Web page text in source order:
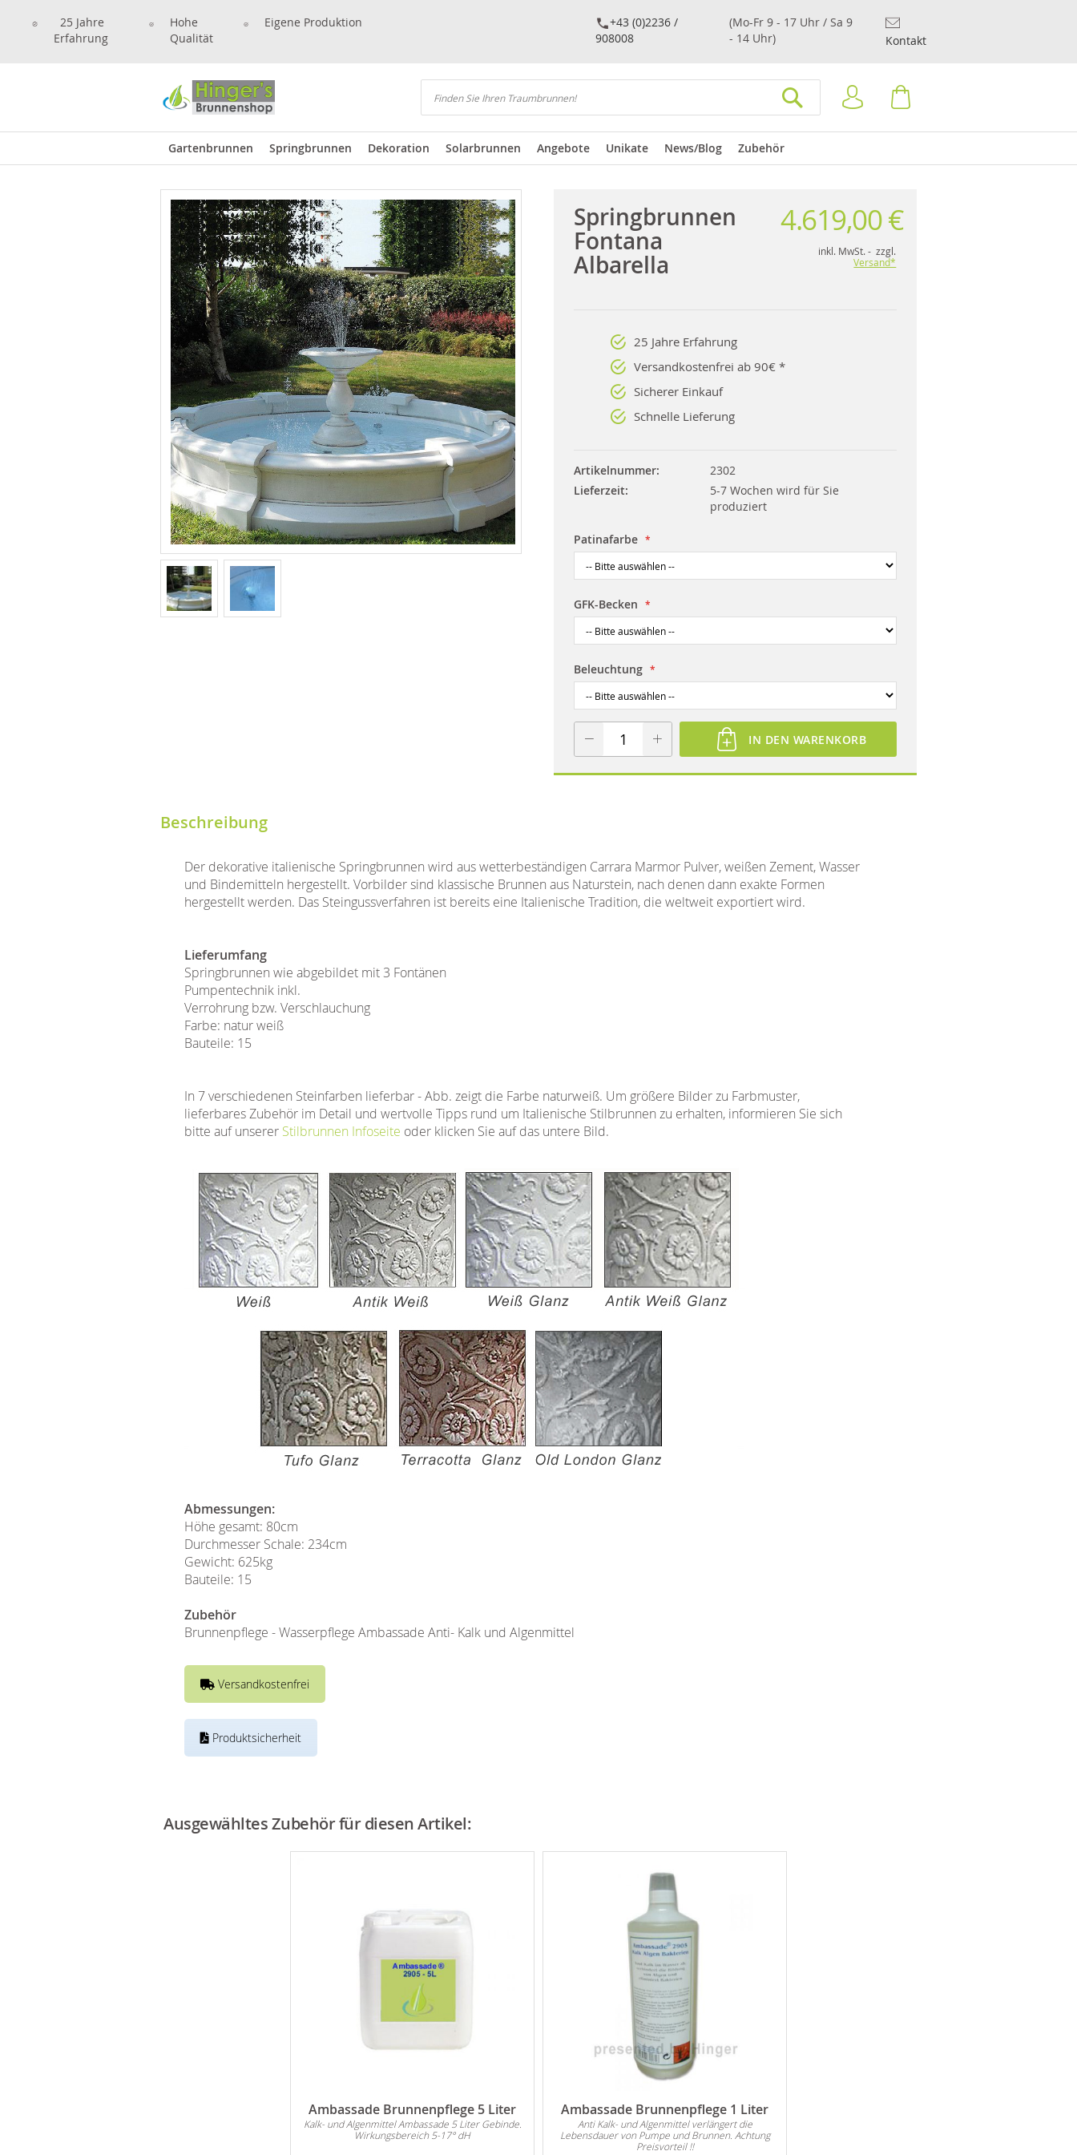
25 Jahre
Erfahrung
Hohe
Qualität
Eigene Produktion
+43 (0)2236 /
908008
(Mo-Fr 9 - 17 Uhr / Sa 9
- 14 Uhr)
Kontakt
Suchen
Anmelden
Gartenbrunnen Springbrunnen Dekoration Solarbrunnen Angebote Unikate News/Blog Zubehör
Springbrunnen
Fontana
Albarella
4.619,00 €
inkl. MwSt. - zzgl.
Versand*
25 Jahre Erfahrung
Versandkostenfrei ab 90€ *
Sicherer Einkauf
Schnelle Lieferung
Artikelnummer
2302
Lieferzeit
5-7 Wochen wird für Sie
produziert
Patinafarbe
GFK-Becken
Beleuchtung
IN DEN WARENKORB
Beschreibung
Der dekorative italienische Springbrunnen wird aus wetterbeständigen Carrara Marmor Pulver, weißen Zement, Wasser
und Bindemitteln hergestellt. Vorbilder sind klassische Brunnen aus Naturstein, nach denen dann exakte Formen
hergestellt werden. Das Steingussverfahren ist bereits eine Italienische Tradition, die weltweit exportiert wird.
Lieferumfang
Springbrunnen wie abgebildet mit 3 Fontänen
Pumpentechnik inkl.
Verrohrung bzw. Verschlauchung
Farbe: natur weiß
Bauteile: 15
In 7 verschiedenen Steinfarben lieferbar - Abb. zeigt die Farbe naturweiß. Um größere Bilder zu Farbmuster,
lieferbares Zubehör im Detail und wertvolle Tipps rund um Italienische Stilbrunnen zu erhalten, informieren Sie sich
bitte auf unserer Stilbrunnen Infoseite oder klicken Sie auf das untere Bild.
Abmessungen:
Höhe gesamt: 80cm
Durchmesser Schale: 234cm
Gewicht: 625kg
Bauteile: 15
Zubehör
Brunnenpflege - Wasserpflege Ambassade Anti- Kalk und Algenmittel
Versandkostenfrei
Produktsicherheit
Ausgewähltes Zubehör für diesen Artikel:
Ambassade Brunnenpflege 5 Liter
Kalk- und Algenmittel Ambassade 5 Liter Gebinde.
Wirkungsbereich 5-17° dH
Ambassade Brunnenpflege 1 Liter
Anti Kalk- und Algenmittel verlängert die
Lebensdauer von Pumpe und Brunnen. Achtung
Preisvorteil !!